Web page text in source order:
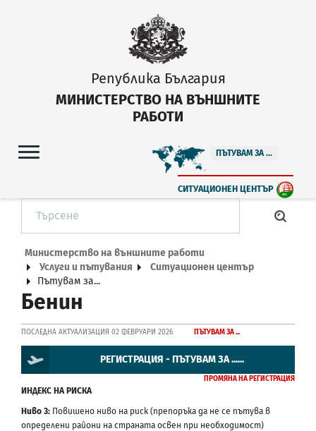
Република България
МИНИСТЕРСТВО НА ВЪНШНИТЕ
РАБОТИ
ПЪТУВАМ ЗА ...
СИТУАЦИОНЕН ЦЕНТЪР
Министерство на външните работи
Услуги и пътувания
Ситуационен център
Пътувам за...
Бенин
ПОСЛЕДНА АКТУАЛИЗАЦИЯ 02 ФЕВРУАРИ 2026 ПЪТУВАМ ЗА ...
РЕГИСТРАЦИЯ - ПЪТУВАМ ЗА ......
ПРОМЯНА НА РЕГИСТРАЦИЯ
ИНДЕКС НА РИСКА
Ниво 3: Повишено ниво на риск (препоръка да не се пътува в
определени райони на страната освен при необходимост)